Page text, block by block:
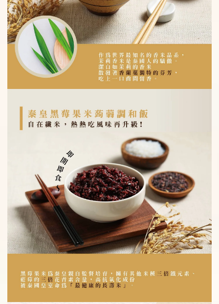
NT$ 59
NT$ 70
- +
加入購物車
瀏覽更多